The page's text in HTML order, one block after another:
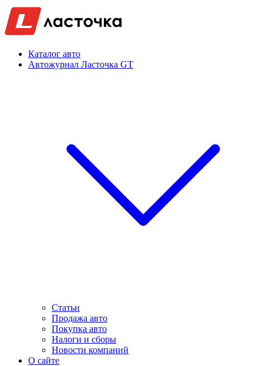
Каталог авто
Автожурнал Ласточка GT
Статьи
Продажа авто
Покупка авто
Налоги и сборы
Новости компаний
О сайте